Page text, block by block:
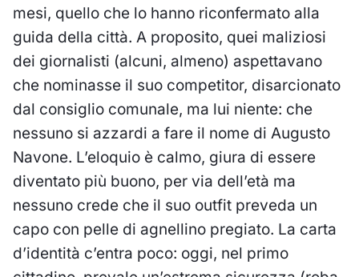
mesi, quello che lo hanno riconfermato alla
guida della città. A proposito, quei maliziosi
dei giornalisti (alcuni, almeno) aspettavano
che nominasse il suo competitor, disarcionato
dal consiglio comunale, ma lui niente: che
nessuno si azzardi a fare il nome di Augusto
Navone. L’eloquio è calmo, giura di essere
diventato più buono, per via dell’età ma
nessuno crede che il suo outfit preveda un
capo con pelle di agnellino pregiato. La carta
d’identità c’entra poco: oggi, nel primo